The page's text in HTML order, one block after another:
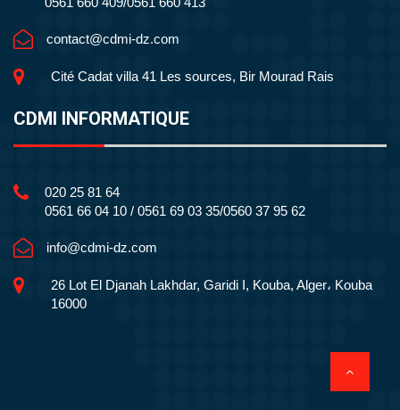
contact@cdmi-dz.com
Cité Cadat villa 41 Les sources, Bir Mourad Rais
CDMI INFORMATIQUE
020 25 81 64
0561 66 04 10 / 0561 69 03 35/0560 37 95 62
info@cdmi-dz.com
26 Lot El Djanah Lakhdar, Garidi I, Kouba, Alger، Kouba
16000